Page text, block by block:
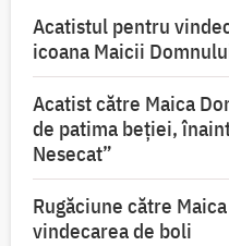
Acatistul pentru
icoana Maicii
Acatist către Maica
de patima beției,
Nesecat”
Rugăciune către
vindecarea de boli